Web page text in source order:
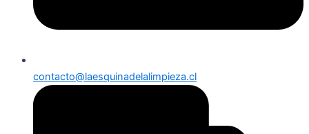
contacto@laesquinadelalimpieza.cl